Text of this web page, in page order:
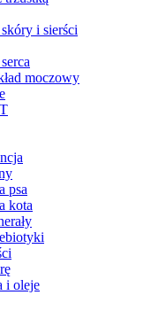
i sierści
moczowy
psa
kota
i oleje